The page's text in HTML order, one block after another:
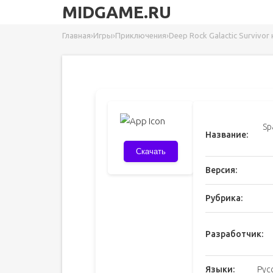
MIDGAME.RU
Главная›Игры›Приключения›Deep Rock Galactic
Скачать
Название:
Версия:
Рубрика:
Разработчик:
Языки: